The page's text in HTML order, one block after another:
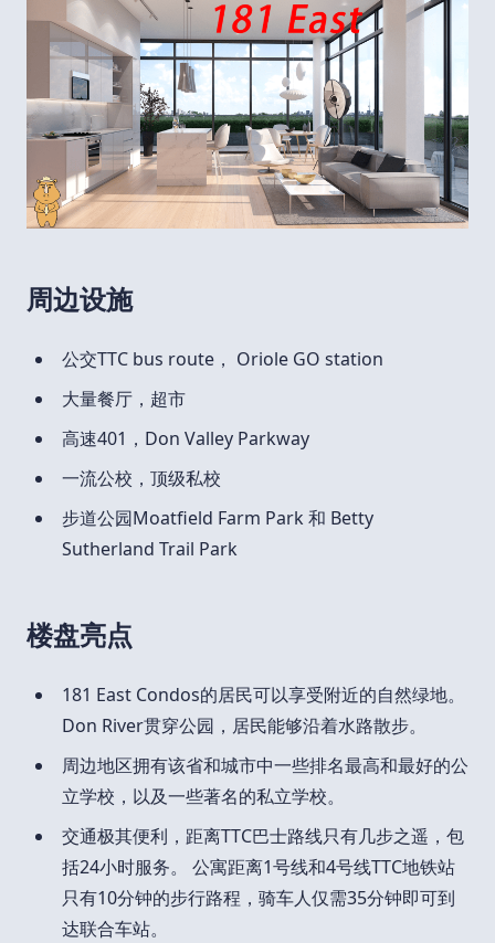
周边设施
公交TTC bus route， Oriole GO station
大量餐厅，超市
高速401，Don Valley Parkway
一流公校，顶级私校
步道公园Moatfield Farm Park 和 Betty
Sutherland Trail Park
楼盘亮点
181 East Condos的居民可以享受附近的自然绿地。
Don River贯穿公园，居民能够沿着水路散步。
周边地区拥有该省和城市中一些排名最高和最好的公
立学校，以及一些著名的私立学校。
交通极其便利，距离TTC巴士路线只有几步之遥，包
括24小时服务。 公寓距离1号线和4号线TTC地铁站
只有10分钟的步行路程，骑车人仅需35分钟即可到
达联合车站。